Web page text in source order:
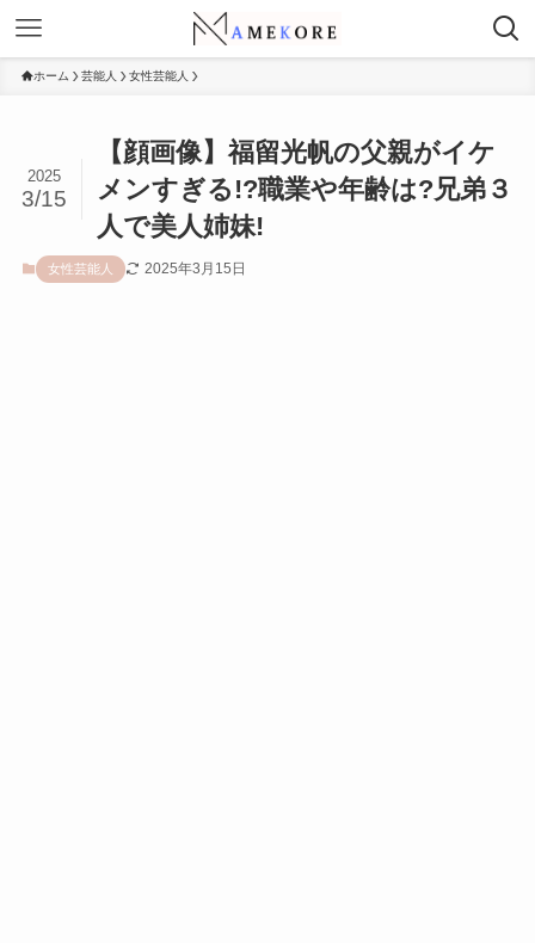
ホーム 芸能人 女性芸能人
【顔画像】福留光帆の父親がイケ
メンすぎる!?職業や年齢は?兄弟３
人で美人姉妹!
2025
3/15
女性芸能人 2025年3月15日